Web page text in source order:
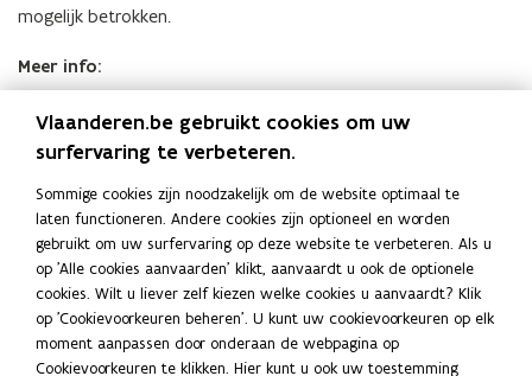
mogelijk betrokken.
Meer info:
Participatietraject bij de opmaak van het Regionaal
Mobiliteitsplan
Participatienota
P
D
F
b
e
s
Lijst Stakeholders
(
P
D
F
b
e
Bij de uitrol van het Regionaal
Mobiliteitsplan
Nu het Regionaal Mobiliteitsplan is afgewerkt, zal de
vervoerregioraad Limburg ook een participatietraject op maat
Vlaanderen.be gebruikt cookies om uw
surfervaring te verbeteren.
Sommige cookies zijn noodzakelijk om de website optimaal te
laten functioneren. Andere cookies zijn optioneel en worden
gebruikt om uw surfervaring op deze website te verbeteren. Als u
op 'Alle cookies aanvaarden' klikt, aanvaardt u ook de optionele
cookies. Wilt u liever zelf kiezen welke cookies u aanvaardt? Klik
op 'Cookievoorkeuren beheren'. U kunt uw cookievoorkeuren op elk
moment aanpassen door onderaan de webpagina op
Cookievoorkeuren te klikken. Hier kunt u ook uw toestemming